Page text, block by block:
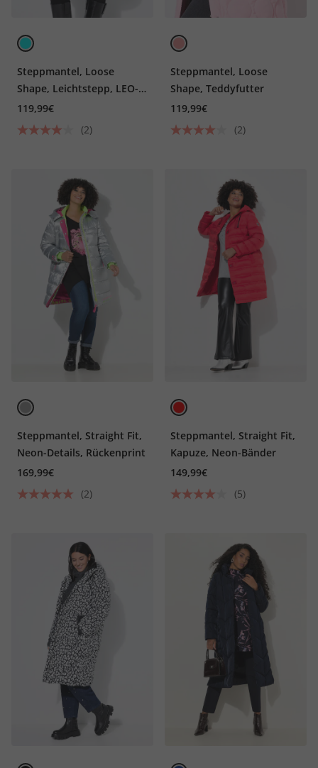
Steppmantel, Loose
Shape, Leichtstepp, LEO-
Stepp
119,99€
(2)
Steppmantel, Loose
Shape, Teddyfutter
119,99€
(2)
Steppmantel, Straight Fit,
Neon-Details, Rückenprint
169,99€
(2)
Steppmantel, Straight Fit,
Kapuze, Neon-Bänder
149,99€
(5)